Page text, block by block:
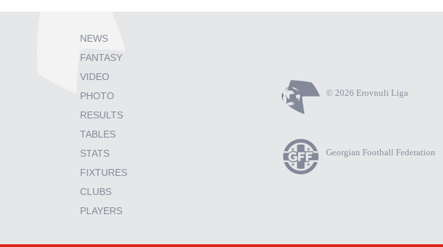
NEWS
FANTASY
VIDEO
PHOTO
RESULTS
TABLES
STATS
FIXTURES
CLUBS
PLAYERS
© 2026 Erovnuli Liga
Georgian Football Federation